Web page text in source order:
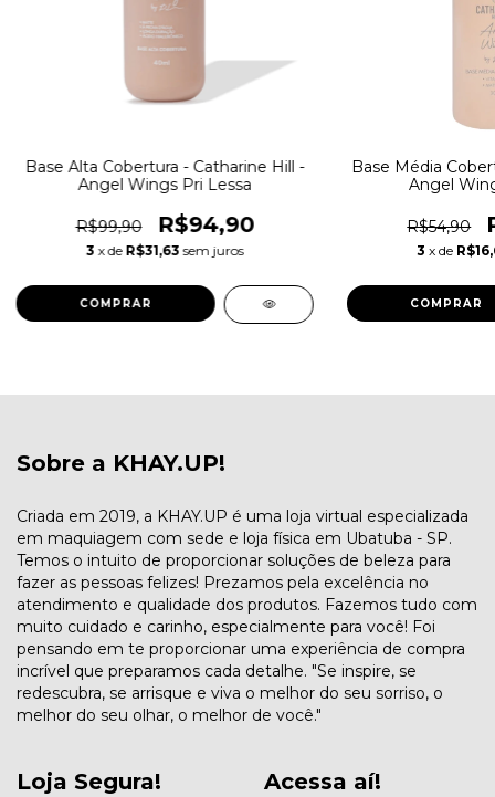
Base Alta Cobertura - Catharine Hill -
Angel Wings Pri Lessa
R$99,90 R$94,90
3 x de R$31,63 sem juros
COMPRAR
Base Média
Angel
R$54,90
3 x de
COMPRAR
Sobre a KHAY.UP!
Criada em 2019, a KHAY.UP é uma loja virtual especializada
em maquiagem com sede e loja física em Ubatuba - SP.
Temos o intuito de proporcionar soluções de beleza para
fazer as pessoas felizes! Prezamos pela excelência no
atendimento e qualidade dos produtos. Fazemos tudo com
muito cuidado e carinho, especialmente para você! Foi
pensando em te proporcionar uma experiência de compra
incrível que preparamos cada detalhe. "Se inspire, se
redescubra, se arrisque e viva o melhor do seu sorriso, o
melhor do seu olhar, o melhor de você."
Loja Segura! Acessa aí!